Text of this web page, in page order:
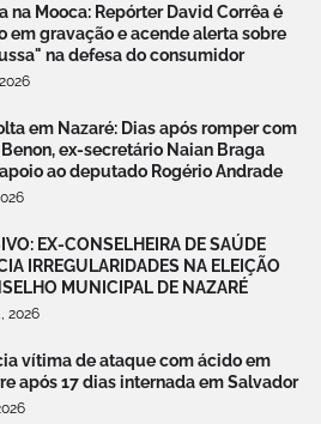
na Mooca: Repórter David Corrêa é
em gravação e acende alerta sobre
na defesa do consumidor
em Nazaré: Dias após romper com
ex-secretário Naian Braga
ao deputado Rogério Andrade
EX-CONSELHEIRA DE SAÚDE
IRREGULARIDADES NA ELEIÇÃO
MUNICIPAL DE NAZARÉ
2026
vítima de ataque com ácido em
após 17 dias internada em Salvador